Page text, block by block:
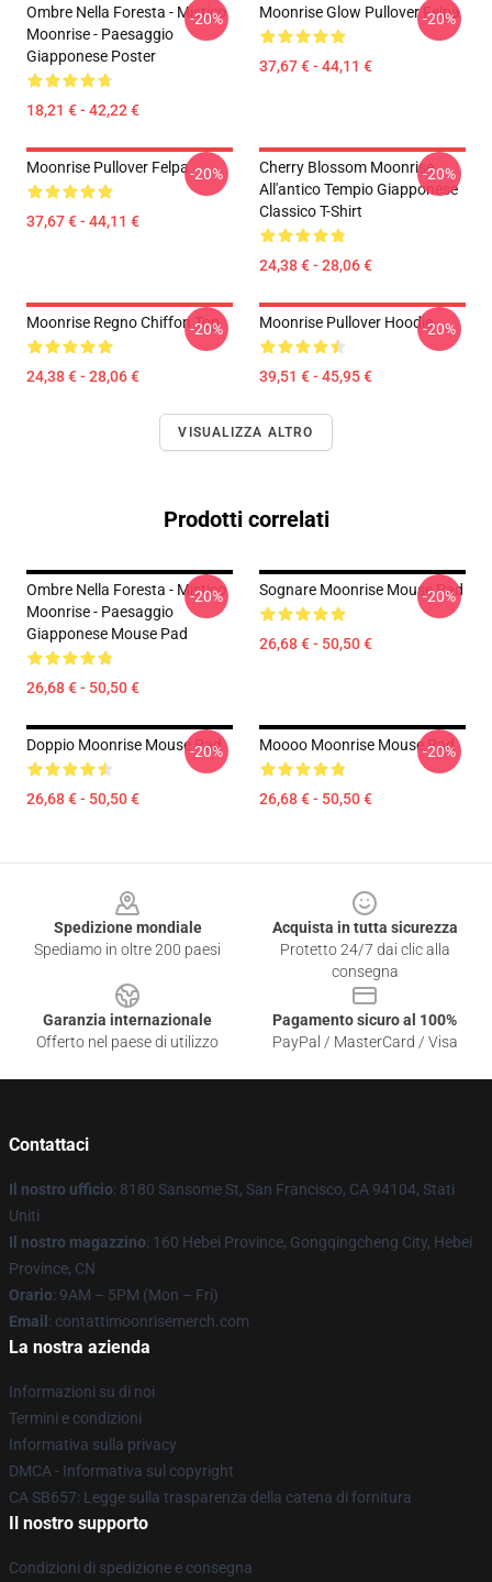
Ombre Nella Foresta - Mistico
Moonrise - Paesaggio
Giapponese Poster
18,21 € - 42,22 €
-20% Moonrise Glow Pullover Felpa
37,67 € - 44,11 €
-20%
Moonrise Pullover Felpa
37,67 € - 44,11 €
-20%
Cherry Blossom Moonrise
All'antico Tempio Giapponese
Classico T-Shirt
24,38 € - 28,06 €
-20%
Moonrise Regno Chiffon Top
24,38 € - 28,06 €
-20% Moonrise Pullover Hoodie
39,51 € - 45,95 €
-20%
VISUALIZZA ALTRO
Prodotti correlati
Ombre Nella Foresta - Mistico
Moonrise - Paesaggio
Giapponese Mouse Pad
26,68 € - 50,50 €
-20% Sognare Moonrise Mouse Pad
26,68 € - 50,50 €
-20%
Doppio Moonrise Mouse Pad
26,68 € - 50,50 €
-20% Moooo Moonrise Mouse Pad
26,68 € - 50,50 €
-20%
Spedizione mondiale
Spediamo in oltre 200 paesi
Acquista in tutta sicurezza
Protetto 24/7 dai clic alla
consegna
Garanzia internazionale
Offerto nel paese di utilizzo
Pagamento sicuro al 100%
PayPal / MasterCard / Visa
Contattaci
Il nostro ufficio: 8180 Sansome St, San Francisco, CA 94104, Stati
Uniti
Il nostro magazzino: 160 Hebei Province, Gongqingcheng City, Hebei
Province, CN
Orario: 9AM – 5PM (Mon – Fri)
Email : contattimoonrisemerch.com
La nostra azienda
Informazioni su di noi
Termini e condizioni
Informativa sulla privacy
DMCA - Informativa sul copyright
CA SB657: Legge sulla trasparenza della catena di fornitura
Il nostro supporto
Condizioni di spedizione e consegna